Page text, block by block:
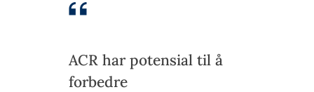
ACR har potensial til å
forbedre